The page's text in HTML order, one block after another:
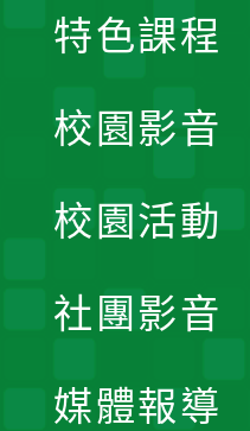
特色課程
校園影音
校園活動
社團影音
媒體報導